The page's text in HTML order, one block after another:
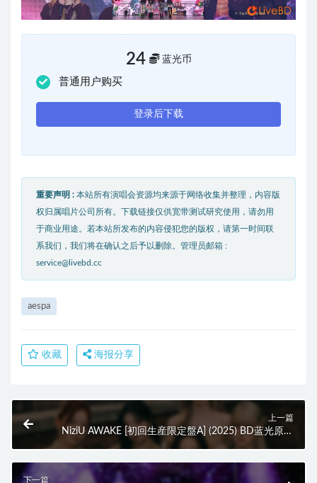
24 蓝光币
普通用户购买
登录后下载
重要声明 : 本站所有演唱会资源均来源于网络收集并整理，内容版
权归属唱片公司所有。下载链接仅供宽带测试研究使用，请勿用
于商业用途。若本站所发布的内容侵犯您的版权，请第一时间联
系我们，我们将在确认之后予以删除。管理员邮箱 :
service@livebd.cc
aespa
收藏 海报分享
上一篇
NiziU AWAKE [初回生産限定盤A] (2025) BD蓝光原盘
下一篇